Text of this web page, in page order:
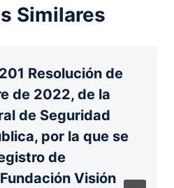
Similares
Resolución de
de 2022, de la
de Seguridad
por la que se
de
Visión